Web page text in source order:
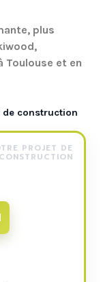
plus
Toulouse et en
construction
PROJET DE
CONSTRUCTION